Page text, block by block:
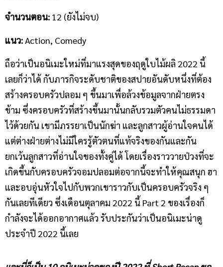
จำนวนตอน: 12 (ยังไม่จบ)
แนว:Action, Comedy
ถือว่าเป็นอนิเมะใหม่ที่มาแรงสุดของฤดูใบไม้ผลิ 2022 นี้
เลยก็ว่าได้ กับภารกิจระดับชาติของสปายอันดับหนึ่งที่ต้อง
สร้างครอบครัวปลอม ๆ ขึ้นมาเพื่อล้วงข้อมูลจากฝ่ายตรง
ข้าม ซึ่งครอบครัวที่สร้างขึ้นมานั้นกลับรวมตัวคนไม่ธรรมดา
ไว้ด้วยกัน เขามีภรรยาเป็นนักฆ่า และลูกสาวผู้อ่านใจคนได้
แต่ต่างฝ่ายต่างไม่มีใครรู้ตัวตนที่แท้จริงของกันและกัน
ยกเว้นลูกสาวที่อ่านใจของทั้งคู่ได้ โดยเรื่องราววายป่วงที่จะ
เกิดขึ้นกับครอบครัวจอมปลอมต่อจากนี้จะทำให้คุณสนุก ฮา
และอบอุ่นหัวใจไปกับพวกเขาราวกับเป็นครอบครัวจริง ๆ
กันเลยทีเดียว ซึ่งเดือนตุลาคม 2022 นี้ Part 2 ของเรื่องก็
กำลังจะได้ออกอากาศแล้ว รับประกันว่าเป็นอนิเมะน่าดู
ประจำปี 2022 นี้เลย